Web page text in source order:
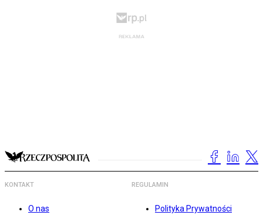
KONTAKT
O nas
REGULAMIN
Polityka Prywatności